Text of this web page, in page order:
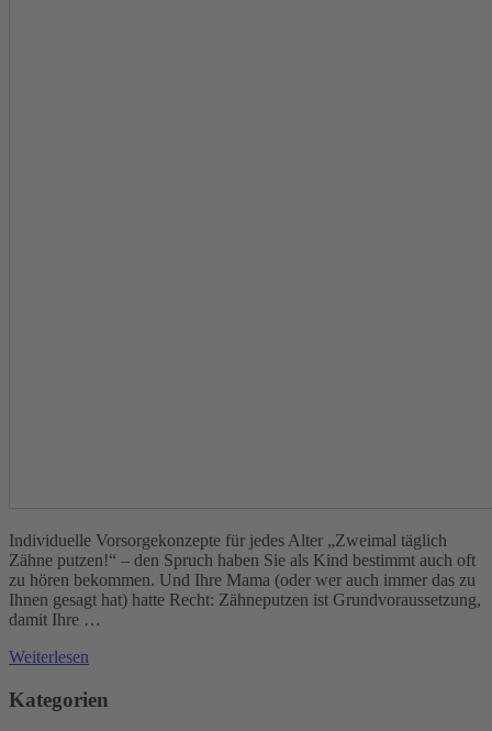
Individuelle Vorsorgekonzepte für jedes Alter „Zweimal täglich
Zähne putzen!“ – den Spruch haben Sie als Kind bestimmt auch oft
zu hören bekommen. Und Ihre Mama (oder wer auch immer das zu
Ihnen gesagt hat) hatte Recht: Zähneputzen ist Grundvoraussetzung,
damit Ihre …
Weiterlesen
Kategorien